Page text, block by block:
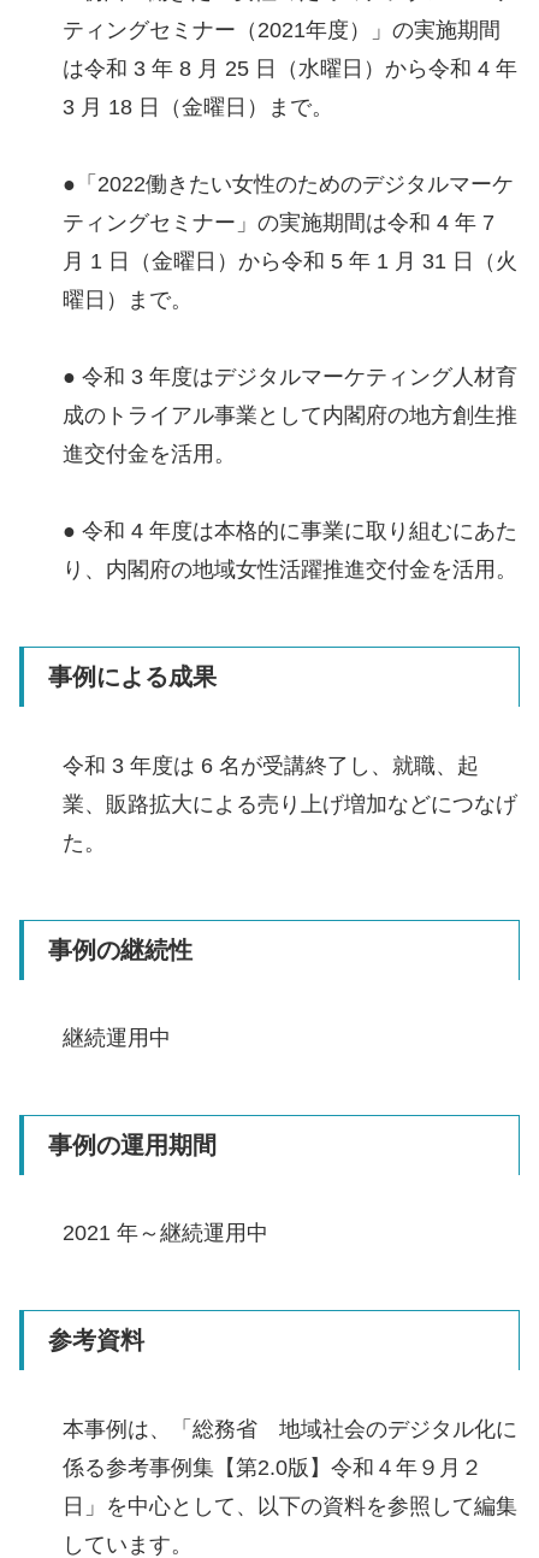
ティングセミナー（2021年度）」の実施期間
は令和 3 年 8 月 25 日（水曜日）から令和 4 年
3 月 18 日（金曜日）まで。
●「2022働きたい女性のためのデジタルマーケ
ティングセミナー」の実施期間は令和 4 年 7
月 1 日（金曜日）から令和 5 年 1 月 31 日（火
曜日）まで。
● 令和 3 年度はデジタルマーケティング人材育
成のトライアル事業として内閣府の地方創生推
進交付金を活用。
● 令和 4 年度は本格的に事業に取り組むにあた
り、内閣府の地域女性活躍推進交付金を活用。
事例による成果
令和 3 年度は 6 名が受講終了し、就職、起
業、販路拡大による売り上げ増加などにつなげ
た。
事例の継続性
継続運用中
事例の運用期間
2021 年～継続運用中
参考資料
本事例は、「総務省 地域社会のデジタル化に
係る参考事例集【第2.0版】令和４年９月２
日」を中心として、以下の資料を参照して編集
しています。